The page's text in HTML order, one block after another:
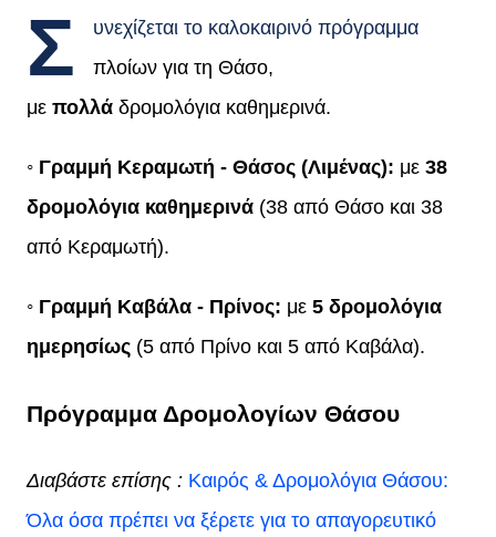
Σ
υνεχίζεται το καλοκαιρινό πρόγραμμα
πλοίων για τη Θάσο,
με πολλά δρομολόγια καθημερινά.
◦ Γραμμή Κεραμωτή - Θάσος (Λιμένας): με 38
δρομολόγια καθημερινά (38 από Θάσο και 38
από Κεραμωτή).
◦ Γραμμή Καβάλα - Πρίνος: με 5 δρομολόγια
ημερησίως (5 από Πρίνο και 5 από Καβάλα).
Πρόγραμμα Δρομολογίων Θάσου
Διαβάστε επίσης : Καιρός & Δρομολόγια Θάσου:
Όλα όσα πρέπει να ξέρετε για το απαγορευτικό